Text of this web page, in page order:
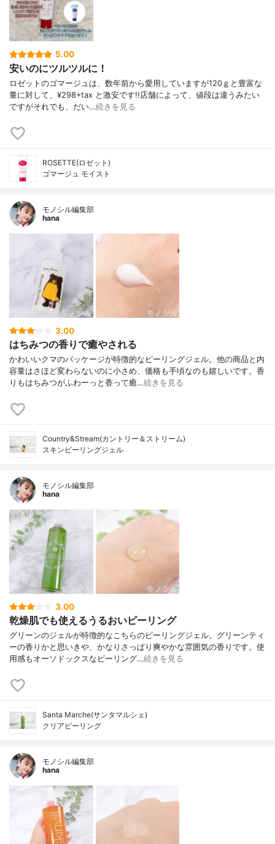
5.00
安いのにツルツルに！
ロゼットのゴマージュは、数年前から愛用していますが120ｇと豊富な
量に対して、¥298+tax と激安です!!店舗によって、値段は違うみたい
ですがそれでも、だい…続きを見る
ROSETTE(ロゼット)
ゴマージュ モイスト
モノシル編集部
hana
3.00
はちみつの香りで癒やされる
かわいいクマのパッケージが特徴的なピーリングジェル。他の商品と内
容量はさほど変わらないのに小さめ、価格も手頃なのも嬉しいです。香
りもはちみつがふわーっと香って癒…続きを見る
Country&Stream(カントリー＆ストリーム)
スキンピーリングジェル
モノシル編集部
hana
3.00
乾燥肌でも使えるうるおいピーリング
グリーンのジェルが特徴的なこちらのピーリングジェル。グリーンティ
ーの香りかと思いきや、かなりさっぱり爽やかな雰囲気の香りです。使
用感もオーソドックスなピーリング…続きを見る
Santa Marche(サンタマルシェ)
クリアピーリング
モノシル編集部
hana